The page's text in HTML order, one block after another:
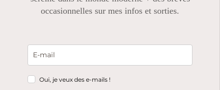
occasionnelles sur mes infos et sorties.
Oui, je veux des e-mails !